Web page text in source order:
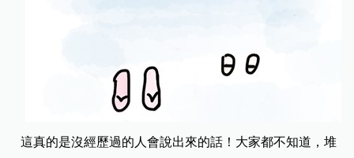
這真的是沒經歷過的人會說出來的話！大家都不知道，堆